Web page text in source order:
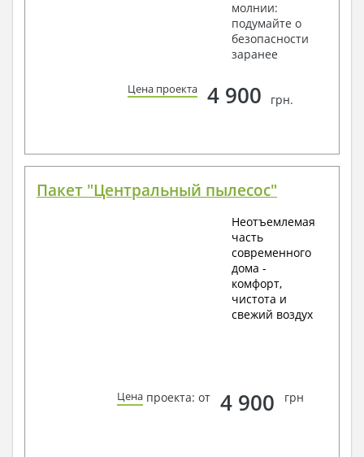
молнии:
подумайте о
безопасности
заранее
Цена проекта 4 900 грн.
Пакет "Центральный пылесос"
Неотъемлемая
часть
современного
дома -
комфорт,
чистота и
свежий воздух
Цена проекта: от 4 900 грн